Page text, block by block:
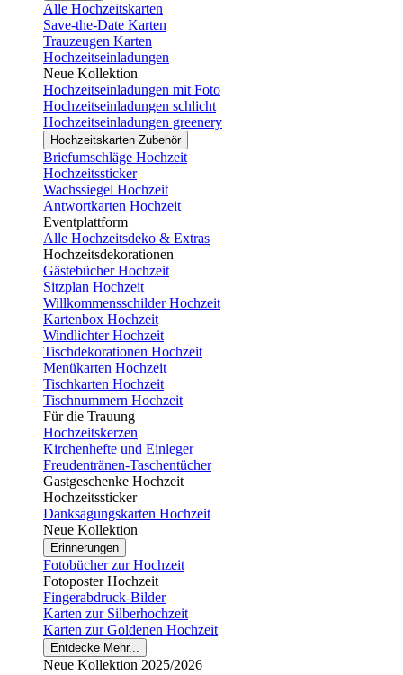
Alle Hochzeitskarten
Save-the-Date Karten
Trauzeugen Karten
Hochzeitseinladungen
Neue Kollektion
Hochzeitseinladungen mit Foto
Hochzeitseinladungen schlicht
Hochzeitseinladungen greenery
Hochzeitskarten Zubehör
Briefumschläge Hochzeit
Hochzeitssticker
Wachssiegel Hochzeit
Antwortkarten Hochzeit
Eventplattform
Alle Hochzeitsdeko & Extras
Hochzeitsdekorationen
Gästebücher Hochzeit
Sitzplan Hochzeit
Willkommensschilder Hochzeit
Kartenbox Hochzeit
Windlichter Hochzeit
Tischdekorationen Hochzeit
Menükarten Hochzeit
Tischkarten Hochzeit
Tischnummern Hochzeit
Für die Trauung
Hochzeitskerzen
Kirchenhefte und Einleger
Freudentränen-Taschentücher
Gastgeschenke Hochzeit
Hochzeitssticker
Danksagungskarten Hochzeit
Neue Kollektion
Erinnerungen
Fotobücher zur Hochzeit
Fotoposter Hochzeit
Fingerabdruck-Bilder
Karten zur Silberhochzeit
Karten zur Goldenen Hochzeit
Entdecke Mehr...
Neue Kollektion 2025/2026